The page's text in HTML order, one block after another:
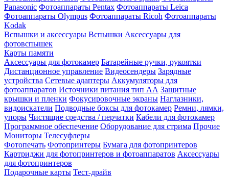
Panasonic Фотоаппараты Pentax Фотоаппараты Leica
Фотоаппараты Olympus Фотоаппараты Ricoh Фотоаппараты
Kodak
Вспышки и аксессуары Вспышки Аксессуары для
фотовспышек
Карты памяти
Аксессуары для фотокамер Батарейные ручки, рукоятки
Дистанционное управление Видеосендеры Зарядные
устройства Сетевые адаптеры Аккумуляторы для
фотоаппаратов Источники питания тип АА Защитные
крышки и пленки Фокусировочные экраны Наглазники,
видоискатели Подводные боксы для фотокамер Ремни, лямки,
упоры Чистящие средства / перчатки Кабели для фотокамер
Программное обеспечение Оборудование для стрима Прочие
Мониторы Телесуфлеры
Фотопечать Фотопринтеры Бумага для фотопринтеров
Картриджи для фотопринтеров и фотоаппаратов Аксессуары
для фотопринтеров
Подарочные карты Тест-драйв